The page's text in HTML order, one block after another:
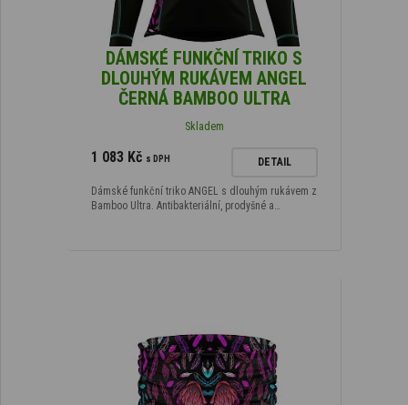
DÁMSKÉ FUNKČNÍ TRIKO S
DLOUHÝM RUKÁVEM ANGEL
ČERNÁ BAMBOO ULTRA
Skladem
1 083 Kč s DPH DETAIL
Dámské funkční triko ANGEL s dlouhým rukávem z
Bamboo Ultra. Antibakteriální, prodyšné a…